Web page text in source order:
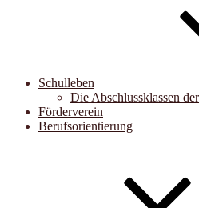
Schulleben
Die Abschlussklassen
Förderverein
Berufsorientierung